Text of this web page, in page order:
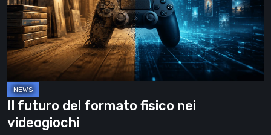
fisico
videogiochi
Il futuro del formato fisico nei
videogiochi